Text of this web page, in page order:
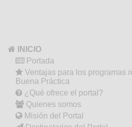
INICIO
Portada
Ventajas para los programas
Buena Práctica
¿Qué ofrece el portal?
Quienes somos
Misión del Portal